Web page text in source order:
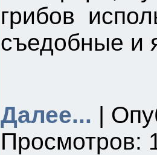
грибов
съедобные и
Далее... |
Просмотров: